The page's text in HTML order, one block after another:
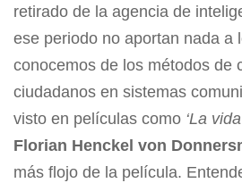
retirado de la agencia de
ese periodo no aportan nada a
conocemos de los métodos de
ciudadanos en sistemas
visto en películas como ‘La
Florian Henckel von
más flojo de la película.